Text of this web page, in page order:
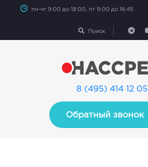
пн-чт 9:00 до 18:00, пт 9:00 до 16:45
Поиск
8 (495) 414 12 05
Обратный звонок